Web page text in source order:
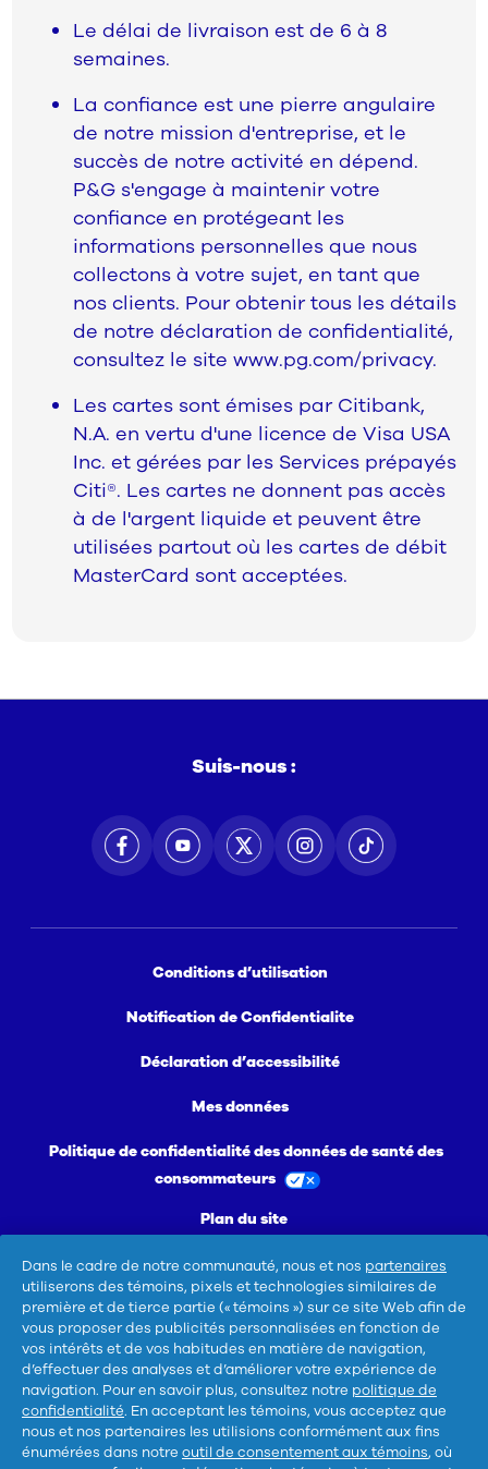
Le délai de livraison est de 6 à 8
semaines.
La confiance est une pierre angulaire
de notre mission d'entreprise, et le
succès de notre activité en dépend.
P&G s'engage à maintenir votre
confiance en protégeant les
informations personnelles que nous
collectons à votre sujet, en tant que
nos clients. Pour obtenir tous les détails
de notre déclaration de confidentialité,
consultez le site www.pg.com/privacy.
Les cartes sont émises par Citibank,
N.A. en vertu d'une licence de Visa USA
Inc. et gérées par les Services prépayés
Citi®. Les cartes ne donnent pas accès
à de l'argent liquide et peuvent être
utilisées partout où les cartes de débit
MasterCard sont acceptées.
Suis-nous :
Conditions d’utilisation
Notification de Confidentialite
Déclaration d’accessibilité
Mes données
Politique de confidentialité des données de santé des
consommateurs
Plan du site
Ne pas vendre ou partager mes informations
personnelles/Me désinscrire de la publicité ciblée
Pour les ingrédients et plus d'infos, sélectionne
Dans le cadre de notre communauté, nous et nos partenaires
utiliserons des témoins, pixels et technologies similaires de
première et de tierce partie (« témoins ») sur ce site Web afin de
vous proposer des publicités personnalisées en fonction de
vos intérêts et de vos habitudes en matière de navigation,
d’effectuer des analyses et d’améliorer votre expérience de
navigation. Pour en savoir plus, consultez notre politique de
confidentialité. En acceptant les témoins, vous acceptez que
nous et nos partenaires les utilisions conformément aux fins
énumérées dans notre outil de consentement aux témoins, où